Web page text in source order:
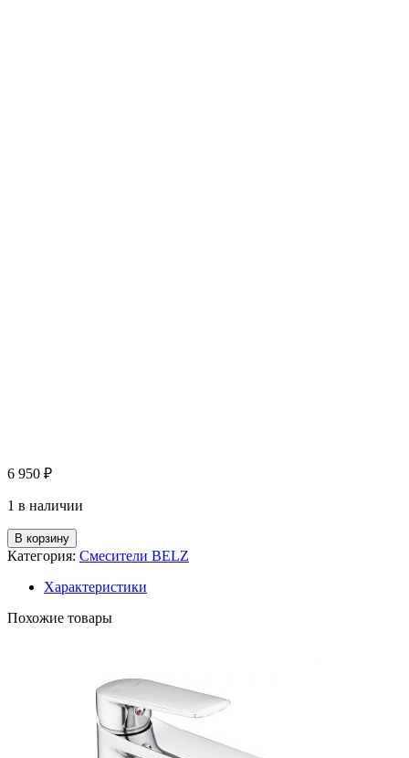
6 950 ₽
1 в наличии
В корзину
Категория: Смесители BELZ
Характеристики
Похожие товары